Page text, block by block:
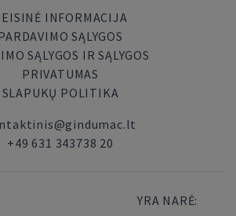
INFORMACIJA
SĄLYGOS
SĄLYGOS IR SĄLYGOS
PRIVATUMAS
SLAPUKŲ POLITIKA
+49 631 343738 20
YRA NARĖ: